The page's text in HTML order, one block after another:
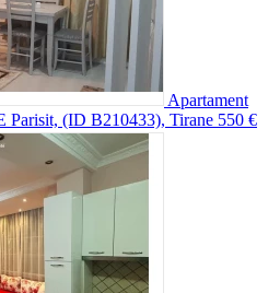
Apartament
Parisit, (ID B210433), Tirane 550 €